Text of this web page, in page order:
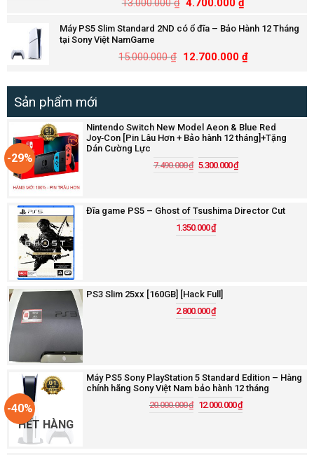
13.000.000₫ 4.700.000₫
Máy PS5 Slim Standard 2ND có ổ đĩa – Bảo Hành 12 Tháng
tại Sony Việt NamGame
15.000.000₫ 12.700.000 ₫
Sản phẩm mới
-29%
Nintendo Switch New Model Aeon & Blue Red
Joy‑Con [Pin Lâu Hơn + Bảo hành 12 tháng]+Tặng
Dán Cường Lực
7.490.000₫ 5.300.000₫
Đĩa game PS5 – Ghost of Tsushima Director Cut
1.350.000₫
PS3 Slim 25xx [160GB] [Hack Full]
2.800.000₫
-40%
HẾT HÀNG
Máy PS5 Sony PlayStation 5 Standard Edition – Hàng
chính hãng Sony Việt Nam bảo hành 12 tháng
20.000.000₫ 12.000.000₫